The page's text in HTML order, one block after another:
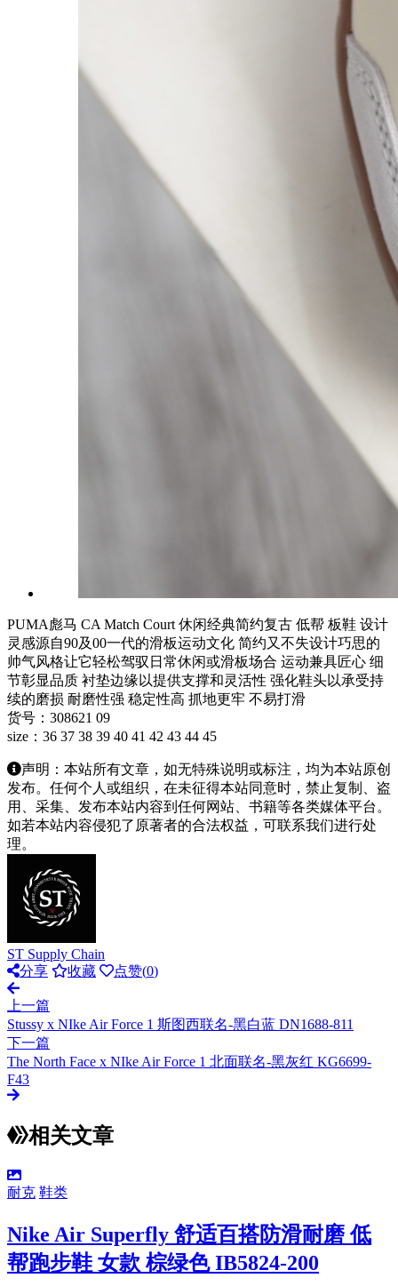
PUMA彪马 CA Match Court 休闲经典简约复古 低帮 板鞋 设计
灵感源自90及00一代的滑板运动文化 简约又不失设计巧思的
帅气风格让它轻松驾驭日常休闲或滑板场合 运动兼具匠心 细
节彰显品质 衬垫边缘以提供支撑和灵活性 强化鞋头以承受持
续的磨损 耐磨性强 稳定性高 抓地更牢 不易打滑
货号：308621 09
size：36 37 38 39 40 41 42 43 44 45
声明：本站所有文章，如无特殊说明或标注，均为本站原创
发布。任何个人或组织，在未征得本站同意时，禁止复制、盗
用、采集、发布本站内容到任何网站、书籍等各类媒体平台。
如若本站内容侵犯了原著者的合法权益，可联系我们进行处
理。
ST Supply Chain
分享
收藏 点赞(0)
上一篇
Stussy x NIke Air Force 1 斯图西联名-黑白蓝 DN1688-811
下一篇
The North Face x NIke Air Force 1 北面联名-黑灰红 KG6699-
F43
相关文章
耐克 鞋类
Nike Air Superfly 舒适百搭防滑耐磨 低
帮跑步鞋 女款 棕绿色 IB5824-200